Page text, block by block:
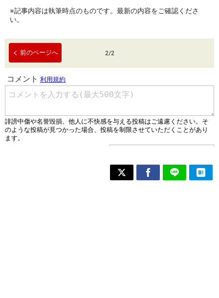
※記事内容は執筆時点のものです。最新の内容をご確認くださ
い。
前のページへ 2/2